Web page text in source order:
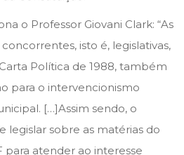
o Professor Giovani Clark: “As
isto é, legislativas,
Política de 1988, também
para o intervencionismo
[…]Assim sendo, o
legislar sobre as matérias do
para atender ao interesse